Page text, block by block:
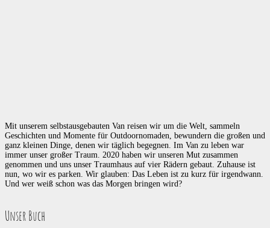
Mit unserem selbstausgebauten Van reisen wir um die Welt, sammeln
Geschichten und Momente für Outdoornomaden, bewundern die großen und
ganz kleinen Dinge, denen wir täglich begegnen. Im Van zu leben war
immer unser großer Traum. 2020 haben wir unseren Mut zusammen
genommen und uns unser Traumhaus auf vier Rädern gebaut. Zuhause ist
nun, wo wir es parken. Wir glauben: Das Leben ist zu kurz für irgendwann.
Und wer weiß schon was das Morgen bringen wird?
Unser Buch